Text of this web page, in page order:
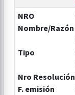
NRO
Nombre/Razón
Tipo
Nro Resolución
F. emisión